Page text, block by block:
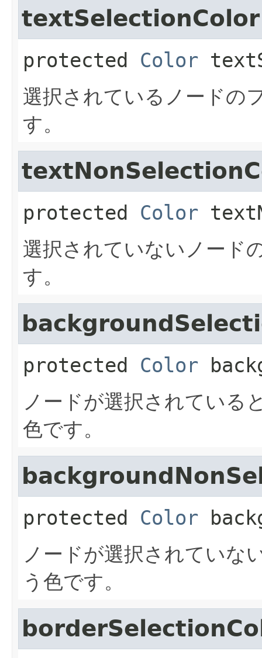
textSelectionColor
protected Color
選択されているノードの
す。
protected Color
選択されていないノード
す。
protected Color
ノードが選択されている
色です。
protected Color
ノードが選択されていな
う色です。